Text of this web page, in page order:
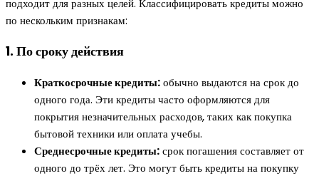
подходит для разных целей. Классифицировать кредиты можно
по нескольким признакам:
1. По сроку действия
Краткосрочные кредиты:обычно выдаются на срок до
одного года. Эти кредиты часто оформляются для
покрытия незначительных расходов, таких как покупка
бытовой техники или оплата учебы.
Среднесрочные кредиты:срок погашения составляет от
одного до трёх лет. Это могут быть кредиты на покупку